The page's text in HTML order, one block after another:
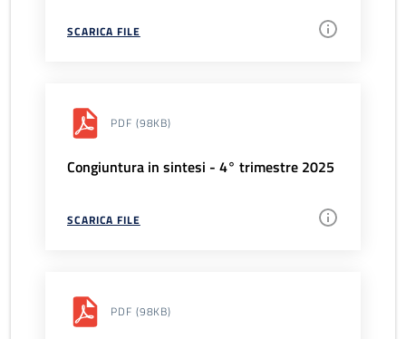
SCARICA FILE
PDF (98KB)
Congiuntura in sintesi - 4° trimestre 2025
SCARICA FILE
PDF (98KB)